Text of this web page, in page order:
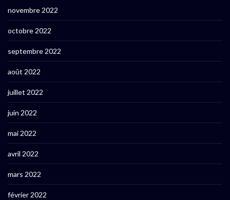
novembre 2022
octobre 2022
septembre 2022
août 2022
juillet 2022
juin 2022
mai 2022
avril 2022
mars 2022
février 2022